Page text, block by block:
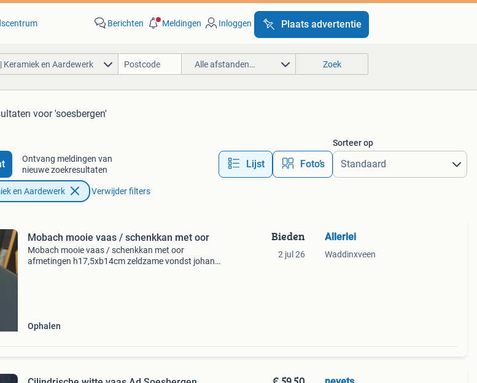
Berichten Meldingen Inloggen Plaats advertentie
Keramiek en Aardewerk Alle afstanden… Zoek
voor 'soesbergen'
Ontvang meldingen van
nieuwe zoekresultaten
Lijst Foto’s
Sorteer op
en Aardewerk Verwijder filters
Mobach mooie vaas / schenkkan met oor
Mobach mooie vaas / schenkkan met oor
afmetingen h17,5xb14cm zeldzame vondst johan
Ophalen
Bieden
2 jul 26
Allerlei
Waddinxveen